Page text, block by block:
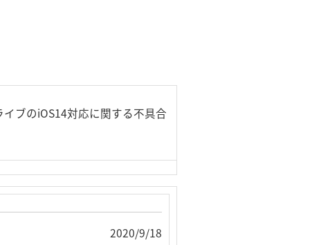
ブのiOS14対応に関する不具合
2020/9/18